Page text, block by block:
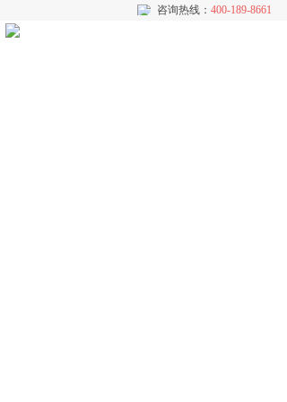
咨询热线： 400-189-8661
咨询热线： 400-189-8661